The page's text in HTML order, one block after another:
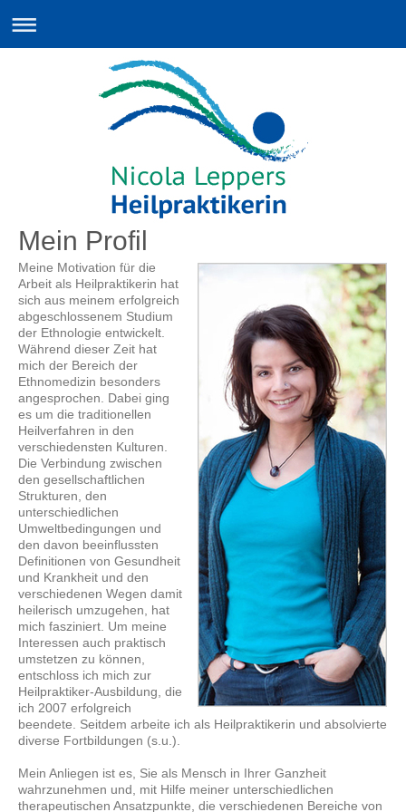
Mein Profil
Meine Motivation für die
Arbeit als Heilpraktikerin hat
sich aus meinem erfolgreich
abgeschlossenem Studium
der Ethnologie entwickelt.
Während dieser Zeit hat
mich der Bereich der
Ethnomedizin besonders
angesprochen. Dabei ging
es um die traditionellen
Heilverfahren in den
verschiedensten Kulturen.
Die Verbindung zwischen
den gesellschaftlichen
Strukturen, den
unterschiedlichen
Umweltbedingungen und
den davon beeinflussten
Definitionen von Gesundheit
und Krankheit und den
verschiedenen Wegen damit
heilerisch umzugehen, hat
mich fasziniert. Um meine
Interessen auch praktisch
umstetzen zu können,
entschloss ich mich zur
Heilpraktiker-Ausbildung, die
ich 2007 erfolgreich
beendete. Seitdem arbeite ich als Heilpraktikerin und absolvierte
diverse Fortbildungen (s.u.).
Mein Anliegen ist es, Sie als Mensch in Ihrer Ganzheit
wahrzunehmen und, mit Hilfe meiner unterschiedlichen
therapeutischen Ansatzpunkte, die verschiedenen Bereiche von